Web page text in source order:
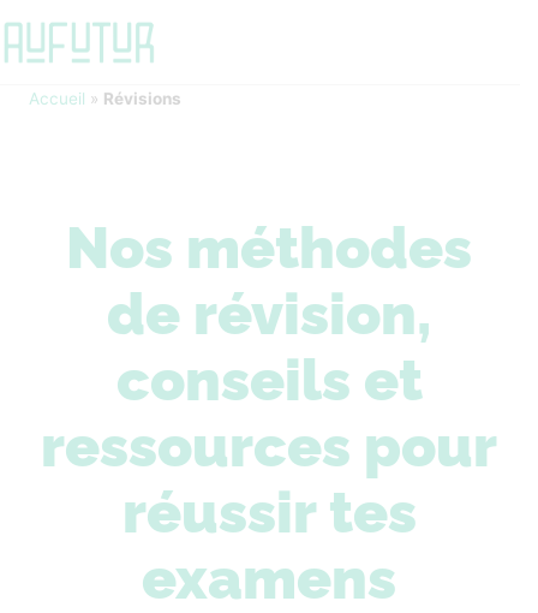
Accueil » Révisions
Nos méthodes
de révision,
conseils et
ressources pour
réussir tes
examens